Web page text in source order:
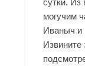
сутки.
могучим
Иваныч и
Извините